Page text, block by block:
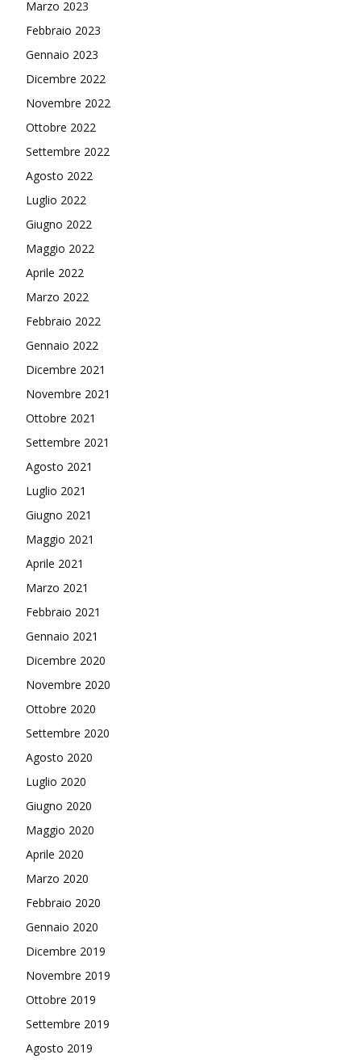
Marzo 2023
Febbraio 2023
Gennaio 2023
Dicembre 2022
Novembre 2022
Ottobre 2022
Settembre 2022
Agosto 2022
Luglio 2022
Giugno 2022
Maggio 2022
Aprile 2022
Marzo 2022
Febbraio 2022
Gennaio 2022
Dicembre 2021
Novembre 2021
Ottobre 2021
Settembre 2021
Agosto 2021
Luglio 2021
Giugno 2021
Maggio 2021
Aprile 2021
Marzo 2021
Febbraio 2021
Gennaio 2021
Dicembre 2020
Novembre 2020
Ottobre 2020
Settembre 2020
Agosto 2020
Luglio 2020
Giugno 2020
Maggio 2020
Aprile 2020
Marzo 2020
Febbraio 2020
Gennaio 2020
Dicembre 2019
Novembre 2019
Ottobre 2019
Settembre 2019
Agosto 2019